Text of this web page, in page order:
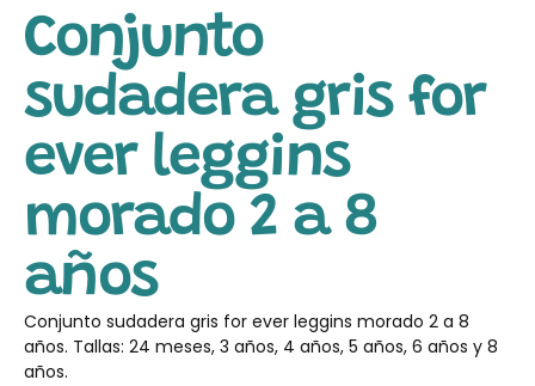
Conjunto
sudadera gris for
ever leggins
morado 2 a 8
años
Conjunto sudadera gris for ever leggins morado 2 a 8
años. Tallas: 24 meses, 3 años, 4 años, 5 años, 6 años y 8
años.